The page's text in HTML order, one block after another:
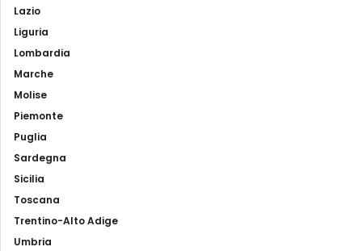
Lazio
Liguria
Lombardia
Marche
Molise
Piemonte
Puglia
Sardegna
Sicilia
Toscana
Trentino-Alto Adige
Umbria